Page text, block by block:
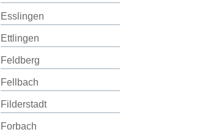
Esslingen
Ettlingen
Feldberg
Fellbach
Filderstadt
Forbach